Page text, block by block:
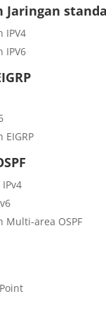
Jaringan
IPV4
IPV6
Multi-area OSPF